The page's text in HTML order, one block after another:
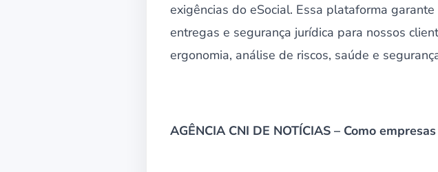
exigências do eSocial. Essa plataforma
entregas e segurança jurídica para nossos
ergonomia, análise de riscos, saúde e
AGÊNCIA CNI DE NOTÍCIAS – Como